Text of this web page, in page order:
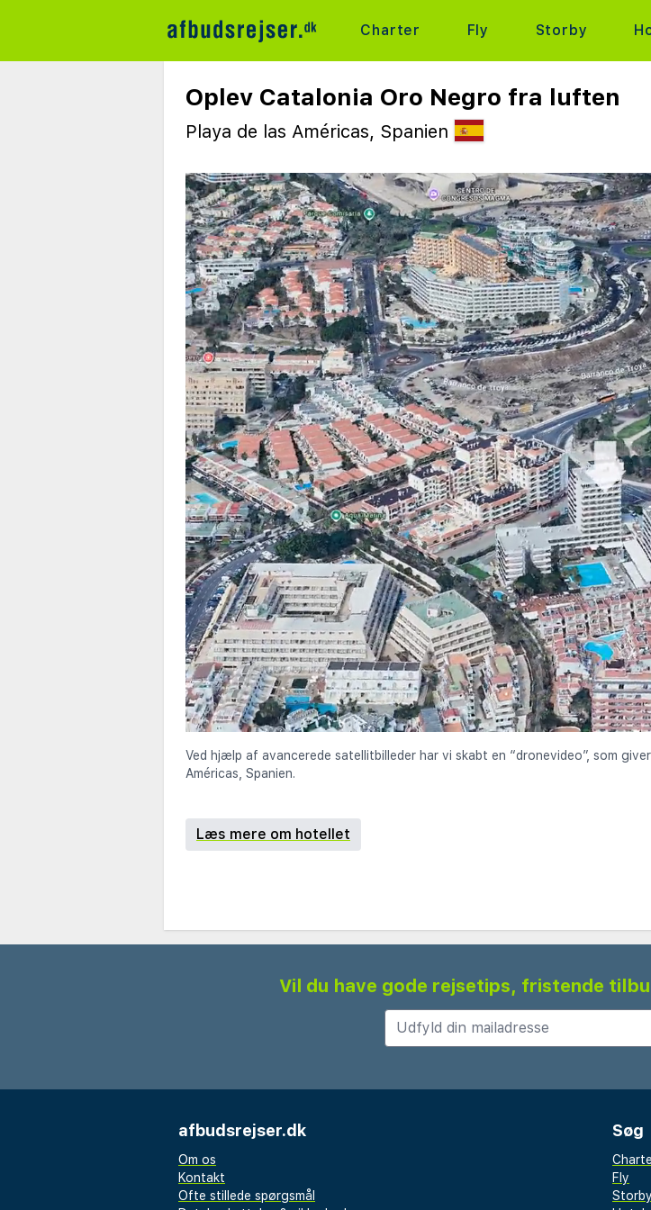
Charter Fly Storby
Oplev Catalonia Oro Negro fra luften
Playa de las Américas, Spanien
Ved hjælp af avancerede satellitbilleder har vi skabt en “dronevideo”, som
Américas, Spanien.
Læs mere om hotellet
Vil du have gode rejsetips, fristende
afbudsrejser.dk
Om os
Kontakt
Ofte stillede spørgsmål
Søg
Fly
Storby